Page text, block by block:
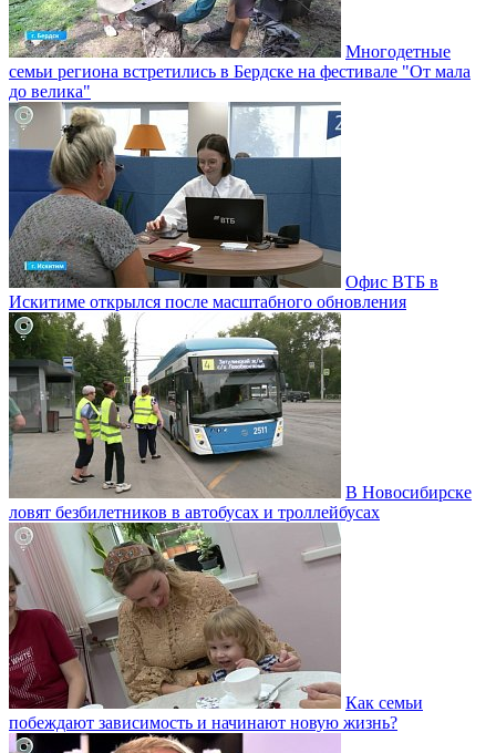
Многодетные
семьи региона встретились в Бердске на фестивале "От мала
до велика"
Офис ВТБ в
Искитиме открылся после масштабного обновления
В Новосибирске
ловят безбилетников в автобусах и троллейбусах
Как семьи
побеждают зависимость и начинают новую жизнь?